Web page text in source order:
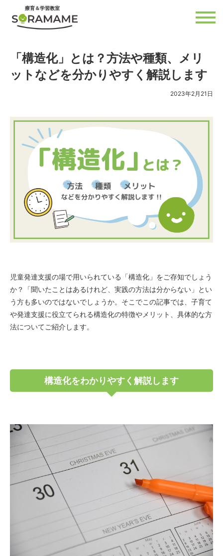
療育＆学習教室
「構造化」とは？方法や種類、メリ
ットなどを分かりやすく解説します
2023年2月21日
児童発達支援の場で用いられている「構造化」をご存知でしょう
か？「聞いたことはあるけれど、実践の方法は分からない」とい
う方も多いのではないでしょうか。そこでこの記事では、子育て
や発達支援に役立てられる構造化の特徴やメリット、具体的な方
法についてご紹介します。
構造化をわかりやすく解説します